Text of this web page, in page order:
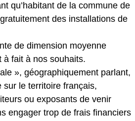
qu’habitant de la commune de
des installations de
de dimension moyenne
à fait à nos souhaits.
», géographiquement parlant,
sur le territoire français,
ou exposants de venir
engager trop de frais financiers